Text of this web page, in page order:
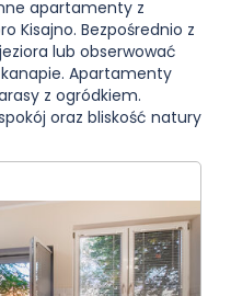
apartamenty z
Kisajno. Bezpośrednio z
lub obserwować
Apartamenty
z ogródkiem.
oraz bliskość natury